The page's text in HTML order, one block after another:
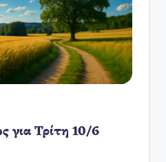
για Τρίτη 10/6